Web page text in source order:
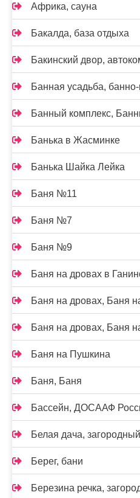
Африка, сауна
Бакалда, база отдыха
Бакинский двор,
Банная усадьба,
Банный комплекс,
Банька в Жасминке
Банька Шайка Лейка
Баня №11
Баня №7
Баня №9
Баня на дровах в
Баня на дровах, Баня
Баня на дровах, Баня
Баня на Пушкина
Баня, Баня
Бассейн, ДОСААФ
Белая дача,
Берег, бани
Березина речка,